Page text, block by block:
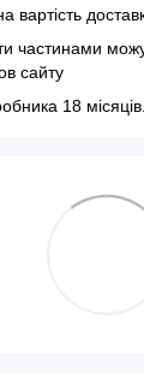
вартість
частинами
сайту
18 місяців.